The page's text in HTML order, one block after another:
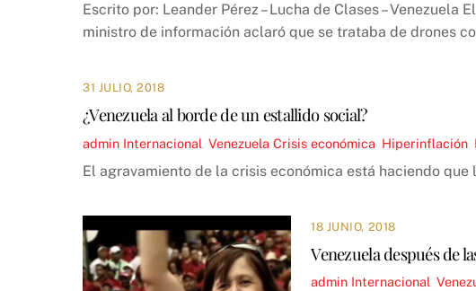
Escrito por: Leander Pérez – Lucha de Clases –
ministro de información aclaró que se trataba de drones
31 JULIO, 2018
¿Venezuela al borde de un estallido social?
admin Internacional Venezuela Crisis económica Hiperinflación
El agravamiento de la crisis económica está haciendo
18 JUNIO, 2018
Venezuela después de
admin Internacional ,